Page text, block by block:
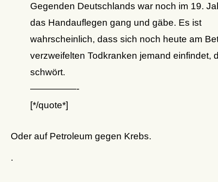
Gegenden Deutschlands war noch im 19.
das Handauflegen gang und gäbe. Es ist
wahrscheinlich, dass sich noch heute am
verzweifelten Todkranken jemand einfindet,
schwört.
—————-
[*/quote*]
Oder auf Petroleum gegen Krebs.
.